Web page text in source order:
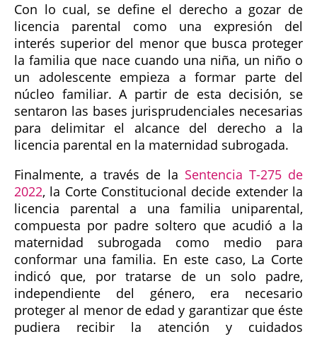
Con lo cual, se define el derecho a gozar de
licencia parental como una expresión del
interés superior del menor que busca proteger
la familia que nace cuando una niña, un niño o
un adolescente empieza a formar parte del
núcleo familiar. A partir de esta decisión, se
sentaron las bases jurisprudenciales necesarias
para delimitar el alcance del derecho a la
licencia parental en la maternidad subrogada.
Finalmente, a través de la Sentencia T-275 de
2022, la Corte Constitucional decide extender la
licencia parental a una familia uniparental,
compuesta por padre soltero que acudió a la
maternidad subrogada como medio para
conformar una familia. En este caso, La Corte
indicó que, por tratarse de un solo padre,
independiente del género, era necesario
proteger al menor de edad y garantizar que éste
pudiera recibir la atención y cuidados